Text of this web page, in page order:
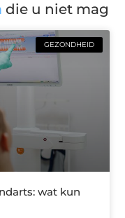
die u niet mag
GEZONDHEID
wat kun